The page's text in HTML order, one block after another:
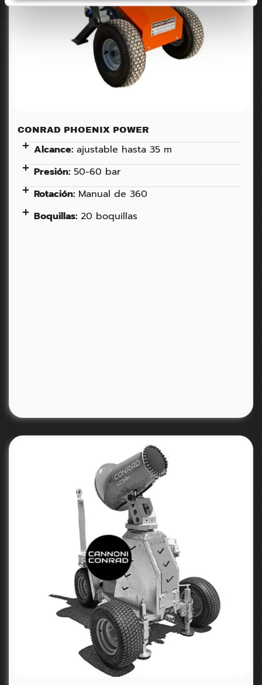
CONRAD PHOENIX POWER
Alcance: ajustable hasta 35 m
Presión: 50-60 bar
Rotación: Manual de 360
Boquillas: 20 boquillas